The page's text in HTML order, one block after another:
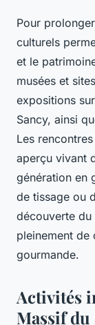
Pour
culturels
et le
musées et
expositions
Sancy, ainsi
Les
aperçu vivant
génération en
de tissage ou
découverte
pleinement de
gourmande.
Activités
Massif du